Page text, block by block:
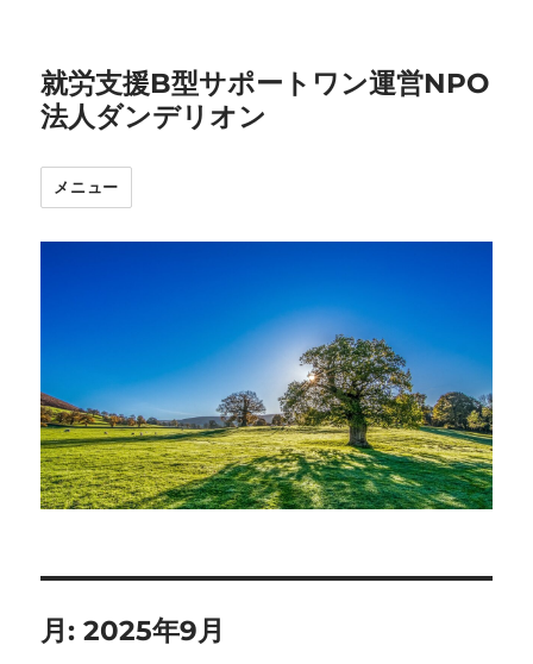
就労支援B型サポートワン運営NPO
法人ダンデリオン
メニュー
月:2025年9月